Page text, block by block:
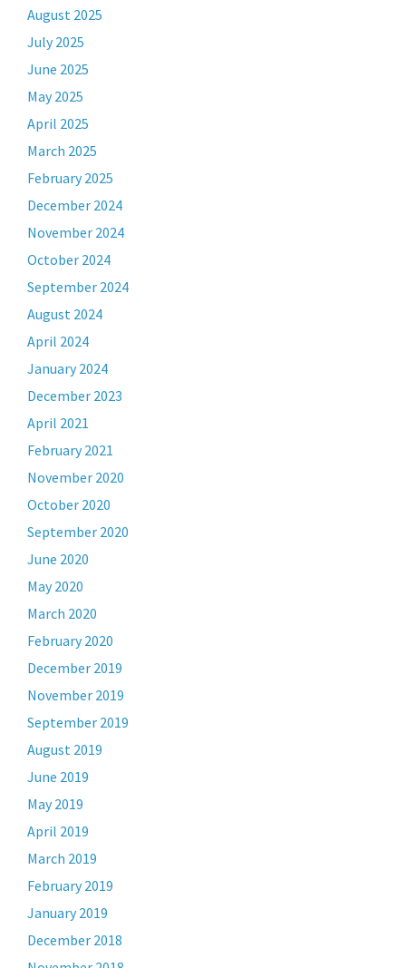
August 2025
July 2025
June 2025
May 2025
April 2025
March 2025
February 2025
December 2024
November 2024
October 2024
September 2024
August 2024
April 2024
January 2024
December 2023
April 2021
February 2021
November 2020
October 2020
September 2020
June 2020
May 2020
March 2020
February 2020
December 2019
November 2019
September 2019
August 2019
June 2019
May 2019
April 2019
March 2019
February 2019
January 2019
December 2018